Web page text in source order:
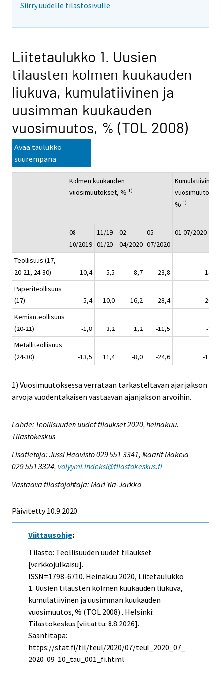
Siirry uudelle tilastosivulle
Liitetaulukko 1. Uusien
tilausten kolmen kuukauden
liukuva, kumulatiivinen ja
uusimman kuukauden
vuosimuutos, % (TOL 2008)
Avaa taulukko
suurempana
Kolmen kuukauden
vuosimuutokset, % 1)
Kumulatiivinen
vuosimuutos,
% 1)
08-
10/2019
11/19-
01/20
02-
04/2020
05-
07/2020
01-07/2020
Teollisuus (17,
20-21, 24-30)
-10,4 5,5 -8,7 -23,8
-14,3
Paperiteollisuus
(17)
-5,4 -10,0 -16,2 -28,4
-20,5
Kemianteollisuus
(20-21)
-1,8 3,2 1,2 -11,5
-3,4
Metalliteollisuus
(24-30)
-13,5 11,4 -8,0 -24,6 -14,2
1) Vuosimuutoksessa verrataan tarkasteltavan ajanjakson
arvoja vuodentakaisen vastaavan ajanjakson arvoihin.
Lähde: Teollisuuden uudet tilaukset 2020, heinäkuu.
Tilastokeskus
Lisätietoja: Jussi Haavisto 029 551 3341, Maarit Mäkelä
029 551 3324, volyymi.indeksi@tilastokeskus.fi
Vastaava tilastojohtaja: Mari Ylä-Jarkko
Päivitetty 10.9.2020
Viittausohje:
Tilasto: Teollisuuden uudet tilaukset
[verkkojulkaisu].
ISSN=1798-6710. Heinäkuu 2020, Liitetaulukko
1. Uusien tilausten kolmen kuukauden liukuva,
kumulatiivinen ja uusimman kuukauden
vuosimuutos, % (TOL 2008) . Helsinki:
Tilastokeskus [viitattu: 8.8.2026].
Saantitapa:
https://stat.fi/til/teul/2020/07/teul_2020_07_
2020-09-10_tau_001_fi.html